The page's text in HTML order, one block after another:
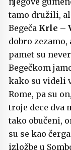
tamo družili,
Begeča Krle –
dobro
pamet su
Begečkom
kako su videli
Rome, pa su
troje dece dva
tako obučeni,
su se kao
izložbe u